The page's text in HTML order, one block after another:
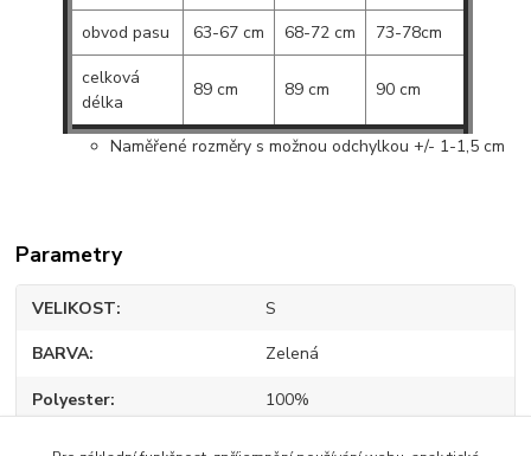
obvod pasu 63-67 cm 68-72 cm
73-78cm
celková
délka
89 cm 89 cm 90 cm
Naměřené rozměry s možnou odchylkou +/- 1-1,5 cm
Parametry
VELIKOST S
BARVA Zelená
Polyester 100%